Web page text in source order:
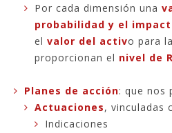
Por cada dimensión una
probabilidad y el
el valor del activo para
proporcionan el nivel de
Planes de acción: que nos
Actuaciones, vinculadas
Indicaciones